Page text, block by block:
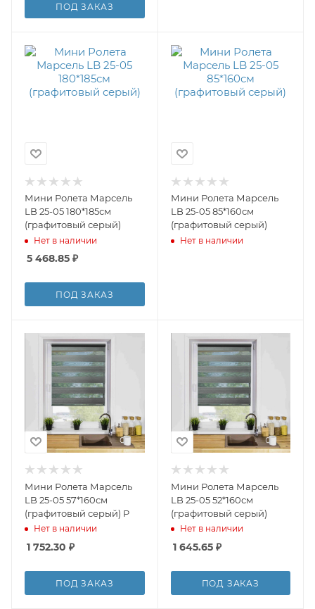
ПОД ЗАКАЗ
Мини Ролета Марсель
LB 25-05 180*185см
(графитовый серый)
Нет в наличии
5 468.85 ₽
ПОД ЗАКАЗ
Мини Ролета Марсель
LB 25-05 85*160см
(графитовый серый)
Нет в наличии
Мини Ролета Марсель
LB 25-05 57*160см
(графитовый серый) Р
Нет в наличии
1 752.30 ₽
ПОД ЗАКАЗ
Мини Ролета Марсель
LB 25-05 52*160см
(графитовый серый)
Нет в наличии
1 645.65₽
ПОД ЗАКАЗ